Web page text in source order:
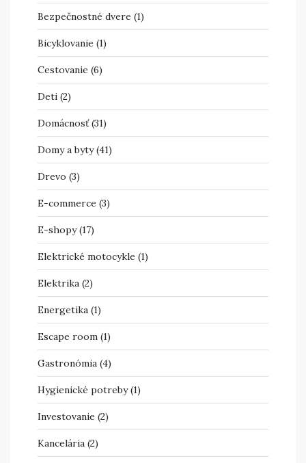
Bezpečnostné dvere (1)
Bicyklovanie (1)
Cestovanie (6)
Deti (2)
Domácnosť(31)
Domy a byty(41)
Drevo (3)
E-commerce (3)
E-shopy(17)
Elektrické motocykle (1)
Elektrika (2)
Energetika (1)
Escape room (1)
Gastronómia (4)
Hygienické potreby(1)
Investovanie (2)
Kancelária (2)